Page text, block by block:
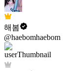
해봄
@haebomhaebom